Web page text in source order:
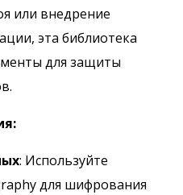
или внедрение
эта библиотека
для защиты
: Используйте
для шифрования